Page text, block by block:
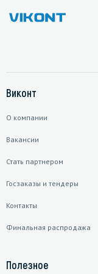
Виконт
О компании
Вакансии
Стать партнером
Госзаказы и тендеры
Контакты
Финальная распродажа
Полезное